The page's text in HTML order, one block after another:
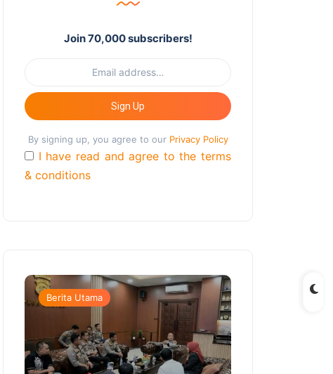
Join 70,000 subscribers!
Sign Up
By signing up, you agree to our Privacy Policy
I have read and agree to the terms
& conditions
Berita Utama